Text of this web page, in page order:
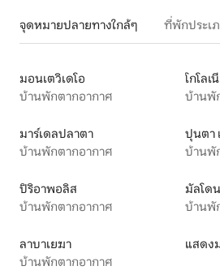
จุดหมายปลายทางใกล้ๆ ที่พักประเ
มอนเตวิเดโอ
บ้านพักตากอากาศ
โกโลเ
บ้านพั
มาร์เดลปลาตา
บ้านพักตากอากาศ
ปุนตา
บ้านพั
ปิริอาพอลิส
บ้านพักตากอากาศ
มัลโด
บ้านพั
ลาบาเยฆา
บ้านพักตากอากาศ
แสดง